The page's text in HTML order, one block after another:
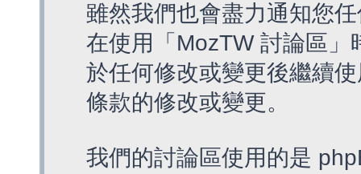
雖然我們也會盡力通知您
在使用「MozTW 討論區
於任何修改或變更後繼續
條款的修改或變更。
我們的討論區使用的是